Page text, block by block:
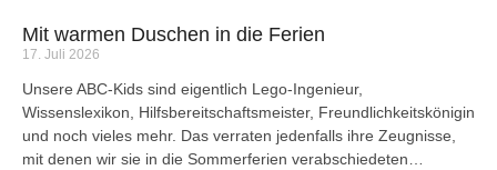
Mit warmen Duschen in die Ferien
17. Juli 2026
Unsere ABC-Kids sind eigentlich Lego-Ingenieur,
Wissenslexikon, Hilfsbereitschaftsmeister, Freundlichkeitskönigin
und noch vieles mehr. Das verraten jedenfalls ihre Zeugnisse,
mit denen wir sie in die Sommerferien verabschiedeten…